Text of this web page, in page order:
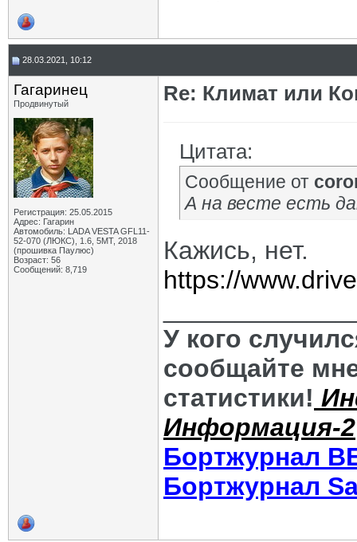
28.03.2021, 10:12
Гагаринец
Продвинутый
Регистрация: 25.05.2015
Адрес: Гагарин
Автомобиль: LADA VESTA GFL11-
52-070 (ЛЮКС), 1.6, 5МТ, 2018
(прошивка Паулюс)
Возраст: 56
Сообщений: 8,719
Re: Климат или
Цитата:
Сообщение от
А на весте есть
Кажись, нет.
https://
У кого
сообщайте
статистики!
Информация-2
Бортжурнал
Бортжурнал